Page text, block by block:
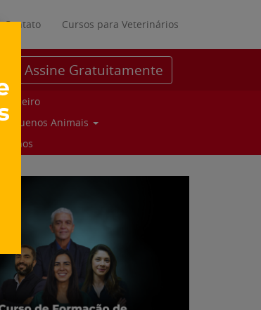
Contato Cursos para Veterinários
Assine Gratuitamente
Parceiro
Pequenos Animais
Suinos